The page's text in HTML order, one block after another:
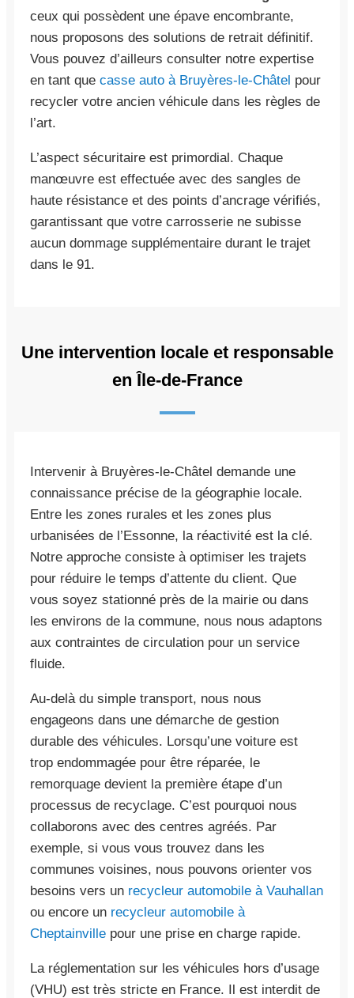
ceux qui possèdent une épave encombrante,
nous proposons des solutions de retrait définitif.
Vous pouvez d’ailleurs consulter notre expertise
en tant que casse auto à Bruyères-le-Châtel pour
recycler votre ancien véhicule dans les règles de
l’art.
L’aspect sécuritaire est primordial. Chaque
manœuvre est effectuée avec des sangles de
haute résistance et des points d’ancrage vérifiés,
garantissant que votre carrosserie ne subisse
aucun dommage supplémentaire durant le trajet
dans le 91.
Une intervention locale et responsable
en Île-de-France
Intervenir à Bruyères-le-Châtel demande une
connaissance précise de la géographie locale.
Entre les zones rurales et les zones plus
urbanisées de l’Essonne, la réactivité est la clé.
Notre approche consiste à optimiser les trajets
pour réduire le temps d’attente du client. Que
vous soyez stationné près de la mairie ou dans
les environs de la commune, nous nous adaptons
aux contraintes de circulation pour un service
fluide.
Au-delà du simple transport, nous nous
engageons dans une démarche de gestion
durable des véhicules. Lorsqu’une voiture est
trop endommagée pour être réparée, le
remorquage devient la première étape d’un
processus de recyclage. C’est pourquoi nous
collaborons avec des centres agréés. Par
exemple, si vous vous trouvez dans les
communes voisines, nous pouvons orienter vos
besoins vers un recycleur automobile à Vauhallan
ou encore un recycleur automobile à
Cheptainville pour une prise en charge rapide.
La réglementation sur les véhicules hors d’usage
(VHU) est très stricte en France. Il est interdit de